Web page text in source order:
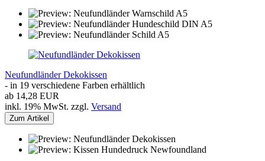
Neufundländer Dekokissen
- in 19 verschiedene Farben erhältlich
ab 14,28 EUR
inkl. 19% MwSt. zzgl. Versand
Zum Artikel